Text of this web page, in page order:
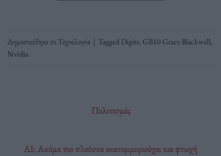
Δημοσιεύθηκε σεΤεχνολογία | TaggedDigits, GB10 Grace Blackwell,
Nvidia
Πολιτισμός
AI: Ακόμα πιο πλούσιοι εκατομμυριούχοι και φτωχή